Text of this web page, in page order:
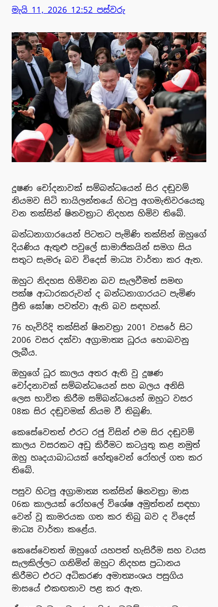
මැයි 11, 2026 12:52 පස්වරු
දූෂණ චෝදනාවක් සම්බන්ධයෙන් සිර දඬුවම්
නියමව සිටි තායිලන්තයේ හිටපු අගමැතිවරයෙකු
වන තක්සින් ෂිනවත්‍රාට නිදහස හිමිව තිබේ.
බන්ධනාගාරයෙන් පිටතට පැමිණි තක්සින් ඔහුගේ
දියණිය ඇතුළු පවුලේ සාමාජිකයින් සමග සිය
සතුට සැමරූ බව විදෙස් මාධ්‍ය වාර්තා කර ඇත.
ඔහුට නිදහස හිමිවන බව සැලවීමත් සමඟ
පක්ෂ ආධාරකරුවන් ද බන්ධනාගාරයට පැමිණ
ප්‍රීති ඝෝෂා පවත්වා ඇති බව සඳහන්.
76 හැවිරිදි තක්සින් ෂිනවත්‍රා 2001 වසරේ සිට
2006 වසර දක්වා අග්‍රාමාත්‍ය ධූරය හොබවනු
ලැබීය.
ඔහුගේ ධූර කාලය අතර ඇති වු දූෂණ
චෝදනාවක් සම්බන්ධයෙන් සහ බලය අනිසි
ලෙස භාවිත කිරීම සම්බන්ධයෙන් ඔහුට වසර
08ක සිර දඬුවමක් නියම වී තිබුණි.
කෙසේවෙතත් එරට රජු විසින් එම සිර දඬුවම්
කාලය වසරකට අඩු කිරීමට කටයුතු කළ නමුත්
ඔහු හෘදයාබාධයක් හේතුවෙන් රෝහල් ගත කර
තිබේ.
පසුව හිටපු අග්‍රාමාත්‍ය තක්සින් ෂිනවත්‍රා මාස
06ක කාලයක් රෝහලේ විශේෂ අමුත්තන් සඳහා
වෙන් වූ කාමරයක ගත කර තිබු බව ද විදෙස්
මාධ්‍ය වාර්තා කළේය.
කෙසේවෙතත් ඔහුගේ යහපත් හැසිරීම සහ වයස
සැලකිල්ලට ගනිමින් ඔහුට නිදහස ප්‍රධානය
කිරීමට එරට අධිකරණ අමාත්‍යංශය පසුගිය
මාසයේ එකඟතාව පළ කර ඇත.